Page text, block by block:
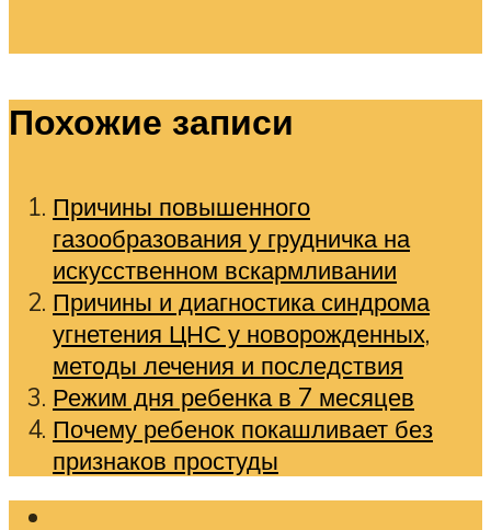
Похожие записи
Причины повышенного
газообразования у грудничка на
искусственном вскармливании
Причины и диагностика синдрома
угнетения ЦНС у новорожденных,
методы лечения и последствия
Режим дня ребенка в 7 месяцев
Почему ребенок покашливает без
признаков простуды